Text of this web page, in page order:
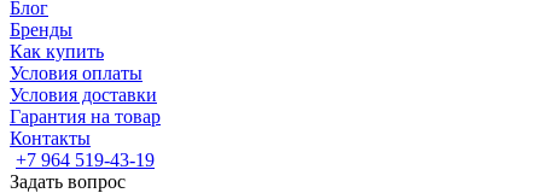
Блог
Бренды
Как купить
Условия оплаты
Условия доставки
Гарантия на товар
Контакты
+7 964 519-43-19
Задать вопрос